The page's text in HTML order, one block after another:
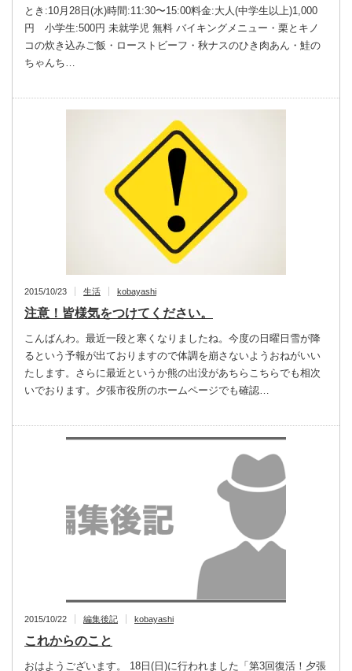
とき:10月28日(水)時間:11:30〜15:00料金:大人(中学生以上)1,000
円 小学生:500円 未就学児 無料 バイキングメニュー・栗とキノ
コの炊き込みご飯・ローストビーフ・秋ナスのひき肉あん・鮭の
ちゃんち…
2015/10/23 生活 kobayashi
注意！皆様気をつけてください。
こんばんわ。最近一段と寒くなりましたね。今度の日曜日雪が降
るという予報が出ておりますので体調を崩さないようおねがいい
たします。さらに最近というか熊の出没があちらこちらでも相次
いでおります。夕張市役所のホームページでも確認…
2015/10/22 編集後記 kobayashi
これからのこと
おはようございます。 18日(日)に行われました「第3回復活！夕張